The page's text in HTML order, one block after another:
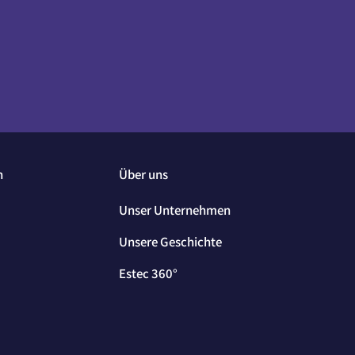
Über uns
Unser Unternehmen
Unsere Geschichte
Estec 360°